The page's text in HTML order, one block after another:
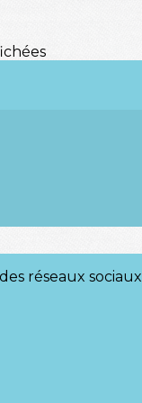
réseaux sociaux